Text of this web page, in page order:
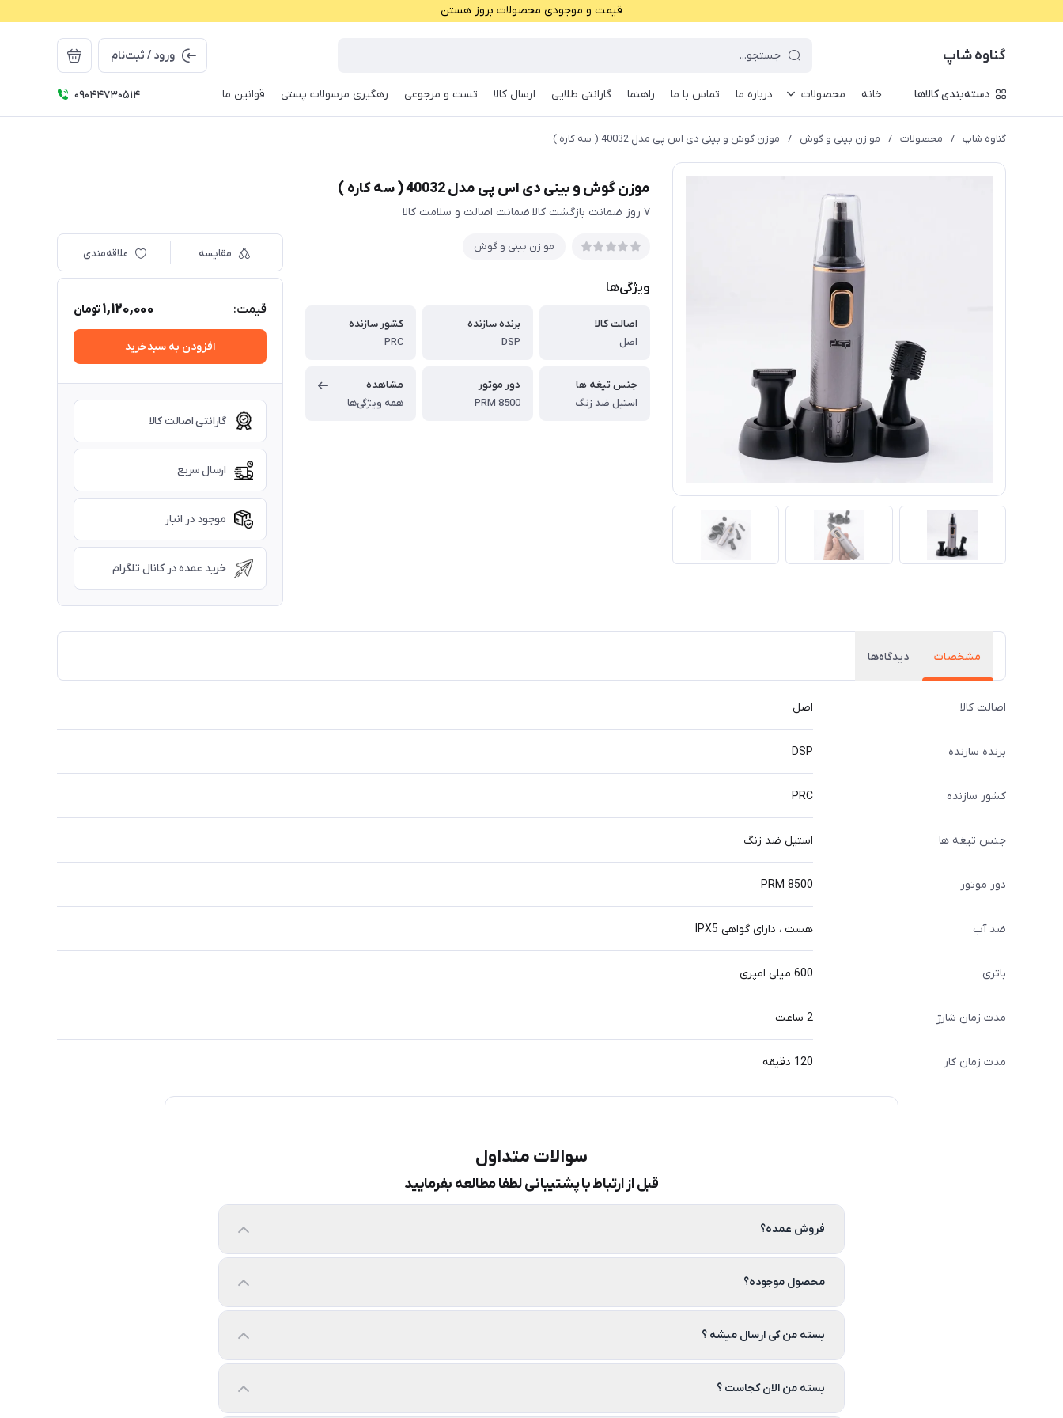
قیمت و موجودی محصولات بروز هستن
گناوه شاپ ورود / ثبت‌نام
دسته‌بندی کالاها خانه محصولات درباره ما تماس با ما راهنما گارانتی طلایی ارسال کالا تست و مرجوعی رهگیری مرسولات پستی قوانین ما 09044730514
گناوه شاپ / محصولات / مو زن بینی و گوش / موزن گوش و بینی دی اس پی مدل 40032 ( سه کاره )
موزن گوش و بینی دی اس پی مدل 40032 ( سه کاره )
۷ روز ضمانت بازگشت کالا،ضمانت اصالت و سلامت کالا
مو زن بینی و گوش
ویژگی‌ها
اصالت کالا
اصل
برنده سازنده
DSP
کشور سازنده
PRC
جنس تیغه ها
استیل ضد زنگ
دور موتور
8500 PRM
مشاهده
همه ویژگی‌ها
مقایسه علاقه‌مندی
قیمت: 1,120,000تومان
افزودن به سبدخرید
گارانتی اصالت کالا
ارسال سریع
موجود در انبار
خرید عمده در کانال تلگرام
مشخصات دیدگاه‌ها
اصالت کالا اصل
برنده سازنده DSP
کشور سازنده PRC
جنس تیغه ها استیل ضد زنگ
دور موتور 8500 PRM
ضد آب هست ، دارای گواهی IPX5
باتری 600 میلی امپری
مدت زمان شارژ 2 ساعت
مدت زمان کار 120 دقیقه
سوالات متداول
قبل از ارتباط با پشتیبانی لطفا مطالعه بفرمایید
فروش عمده؟
محصول موجوده؟
بسته من کی ارسال میشه ؟
بسته من الان کجاست ؟